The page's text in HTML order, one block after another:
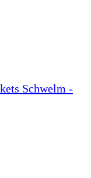
Schwelm -